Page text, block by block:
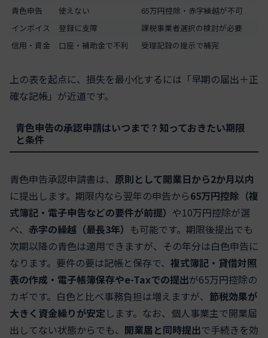
青色申告
使えない
65万円控除・赤字繰越が不可
インボイス
登録に支障
課税事業者選択の検討が必要
信用・資金
口座・補助金で不利 受理記録の提示で補完
上の表を起点に、損失を最小化するには「早期の届出＋正
確な記帳」が近道です。
青色申告の承認申請はいつまで？知っておきたい期限
と条件
青色申告承認申請書は、 原則として開業日から2か月以内
に提出します。期限内なら翌年の申告から65万円控除（複
式簿記・電子申告などの要件が前提） や10万円控除が選
べ、 赤字の繰越（最長3年） も可能です。期限後提出でも
次期以降の青色は適用できますが、その年分は白色申告に
なります。要件の要は記帳と保存で、 複式簿記・貸借対照
表の作成・電子帳簿保存やe-Taxでの提出が65万円控除の
カギです。白色と比べ事務負担は増えますが、 節税効果が
大きく資金繰りが安定 します。なお、個人事業主で開業届
出してない状態からでも、 開業届と同時提出で手続きを効